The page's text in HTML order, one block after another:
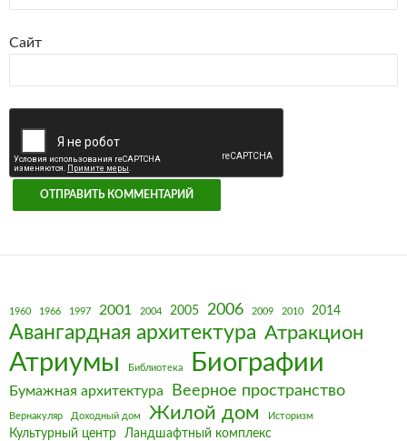
Сайт
1960 1966 1997 2001 2004 2005 2006 2009 2010 2014
Авангардная архитектура Атракцион
Атриумы Библиотека Биографии
Бумажная архитектура Веерное пространство
Вернакуляр Доходный дом Жилой дом Историзм
Культурный центр
Ландшафтный комплекс